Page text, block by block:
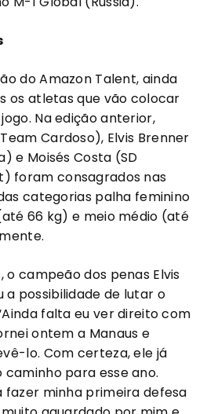
do Amazon Talent, ainda
os atletas que vão colocar
Na edição anterior,
Cardoso), Elvis Brenner
e Moisés Costa (SD
foram consagrados nas
categorias palha feminino
66 kg) e meio médio (até
o campeão dos penas Elvis
possibilidade de lutar o
falta eu ver direito com
ontem a Manaus e
lo. Com certeza, ele já
para esse ano.
fazer minha primeira defesa